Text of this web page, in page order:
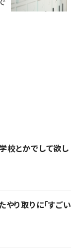
校とかでして欲し
り取りに「すごい